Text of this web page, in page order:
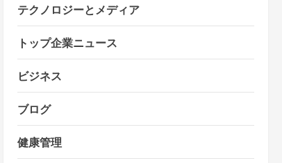
テクノロジーとメディア
トップ企業ニュース
ビジネス
ブログ
健康管理